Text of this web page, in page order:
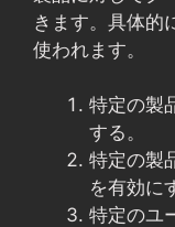
きます。具体的
使われます。
特定の製
する。
特定の製
を有効に
特定のユ